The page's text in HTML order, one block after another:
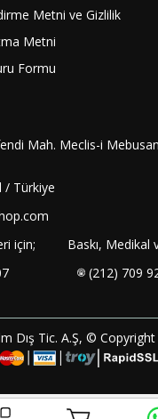
Metni ve Gizlilik
Metni
Formu
Mah. Meclis-i
/ Türkiye
için;
Baskı, Medikal
(212) 709
Dış Tic. A.Ş, ©